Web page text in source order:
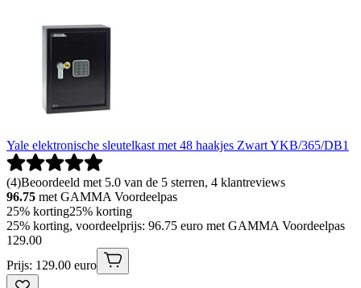
Yale elektronische sleutelkast met 48 haakjes Zwart YKB/365/DB1
(4)Beoordeeld met 5.0 van de 5 sterren, 4 klantreviews
96.75 met GAMMA Voordeelpas
25% korting25% korting
25% korting, voordeelprijs: 96.75 euro met GAMMA Voordeelpas
129.00
Prijs: 129.00 euro